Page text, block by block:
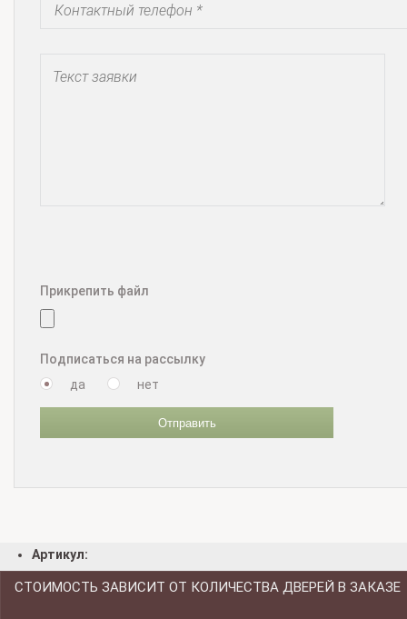
Прикрепить файл
Подписаться на рассылку
да
нет
Отправить
Артикул:
СТОИМОСТЬ ЗАВИСИТ ОТ КОЛИЧЕСТВА ДВЕРЕЙ В ЗАКАЗЕ